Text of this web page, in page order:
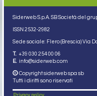
Siderweb S.p.A. SB Società del
ISSN 2532-2982
Sede sociale: Flero (Brescia) Via
T. +39 030 254 00 06
E. info@siderweb.com
Copyright siderweb spa sb
Tutti i diritti sono riservati